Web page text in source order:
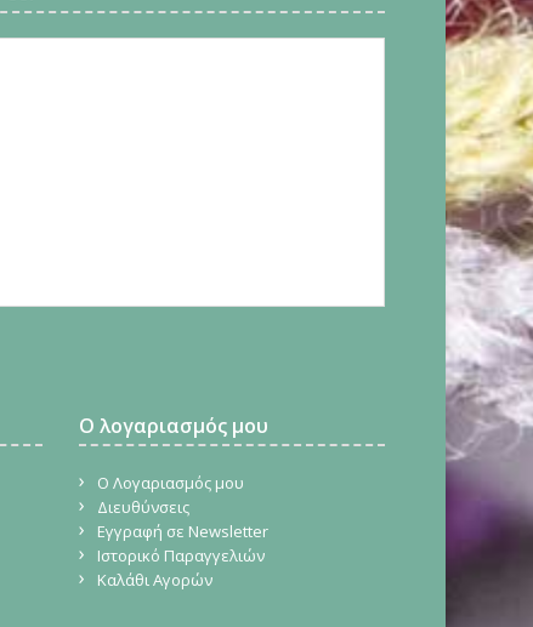
Ο λογαριασμός μου
Ο Λογαριασμός μου
Διευθύνσεις
Εγγραφή σε Newsletter
Ιστορικό Παραγγελιών
Καλάθι Αγορών